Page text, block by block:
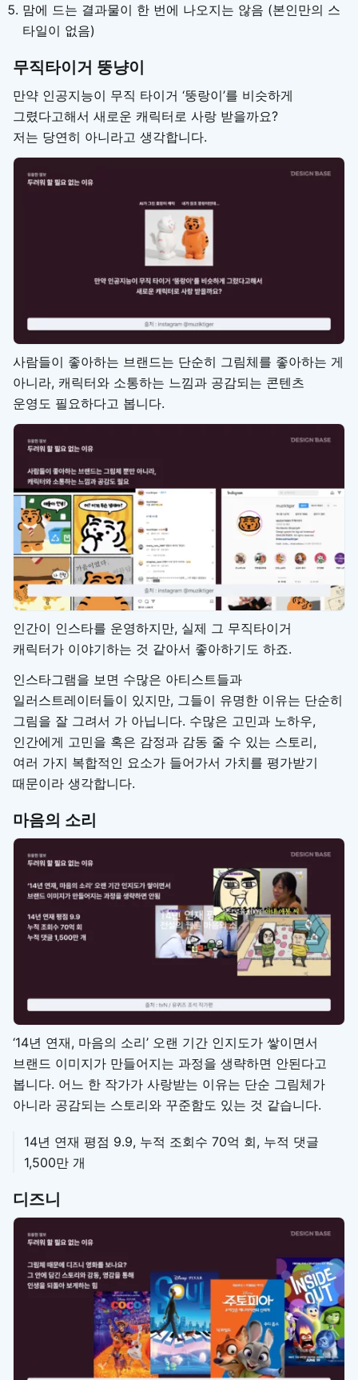
맘에 드는 결과물이 한 번에 나오지는 않음 (본인만의 스
타일이 없음)
무직타이거 뚱냥이
만약 인공지능이 무직 타이거 ‘뚱랑이’를 비슷하게
그렸다고해서 새로운 캐릭터로 사랑 받을까요?
저는 당연히 아니라고 생각합니다.
사람들이 좋아하는 브랜드는 단순히 그림체를 좋아하는 게
아니라, 캐릭터와 소통하는 느낌과 공감되는 콘텐츠
운영도 필요하다고 봅니다.
인간이 인스타를 운영하지만, 실제 그 무직타이거
캐릭터가 이야기하는 것 같아서 좋아하기도 하죠.
인스타그램을 보면 수많은 아티스트들과
일러스트레이터들이 있지만, 그들이 유명한 이유는 단순히
그림을 잘 그려서 가 아닙니다. 수많은 고민과 노하우,
인간에게 고민을 혹은 감정과 감동 줄 수 있는 스토리,
여러 가지 복합적인 요소가 들어가서 가치를 평가받기
때문이라 생각합니다.
마음의 소리
‘14년 연재, 마음의 소리’ 오랜 기간 인지도가 쌓이면서
브랜드 이미지가 만들어지는 과정을 생략하면 안된다고
봅니다. 어느 한 작가가 사랑받는 이유는 단순 그림체가
아니라 공감되는 스토리와 꾸준함도 있는 것 같습니다.
14년 연재 평점 9.9, 누적 조회수 70억 회, 누적 댓글
1,500만 개
디즈니